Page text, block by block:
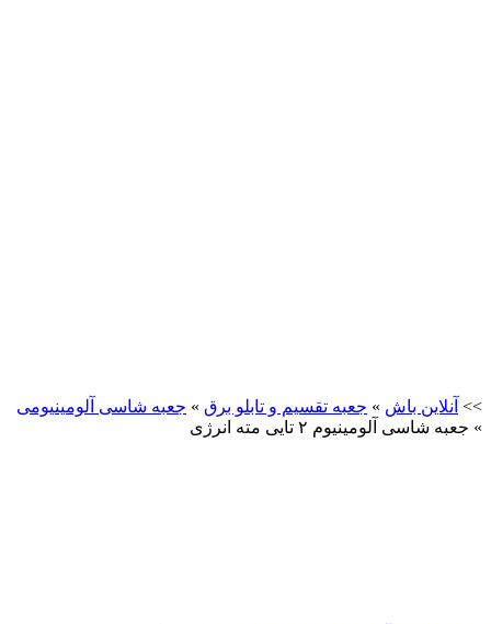
>> آنلاین باش » جعبه تقسیم و تابلو برق » جعبه شاسی آلومینیومی
» جعبه شاسی آلومینیوم ۲ تایی مته انرژی